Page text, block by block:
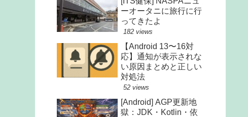
ーオータニに旅行に行
ってきたよ
182 views
【Android 13〜16対
応】通知が表示されな
い原因まとめと正しい
対処法
52 views
[Android] AGP更新地
獄：JDK・Kotlin・依